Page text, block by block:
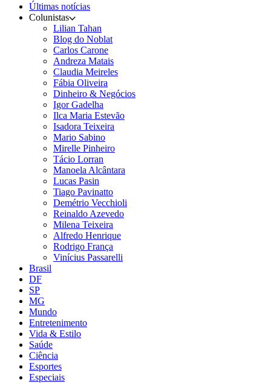
Últimas notícias
Colunistas
Lilian Tahan
Blog do Noblat
Carlos Carone
Andreza Matais
Claudia Meireles
Fábia Oliveira
Dinheiro & Negócios
Igor Gadelha
Ilca Maria Estevão
Isadora Teixeira
Mario Sabino
Mirelle Pinheiro
Tácio Lorran
Manoela Alcântara
Lucas Pasin
Tiago Pavinatto
Demétrio Vecchioli
Reinaldo Azevedo
Milena Teixeira
Alfredo Henrique
Rodrigo França
Vinícius Passarelli
Brasil
DF
SP
MG
Mundo
Entretenimento
Vida & Estilo
Saúde
Ciência
Esportes
Especiais